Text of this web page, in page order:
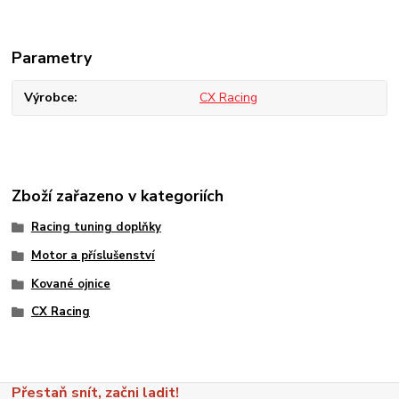
Parametry
Výrobce CX Racing
Zboží zařazeno v kategoriích
Racing tuning doplňky
Motor a příslušenství
Kované ojnice
CX Racing
Přestaň snít, začni ladit!